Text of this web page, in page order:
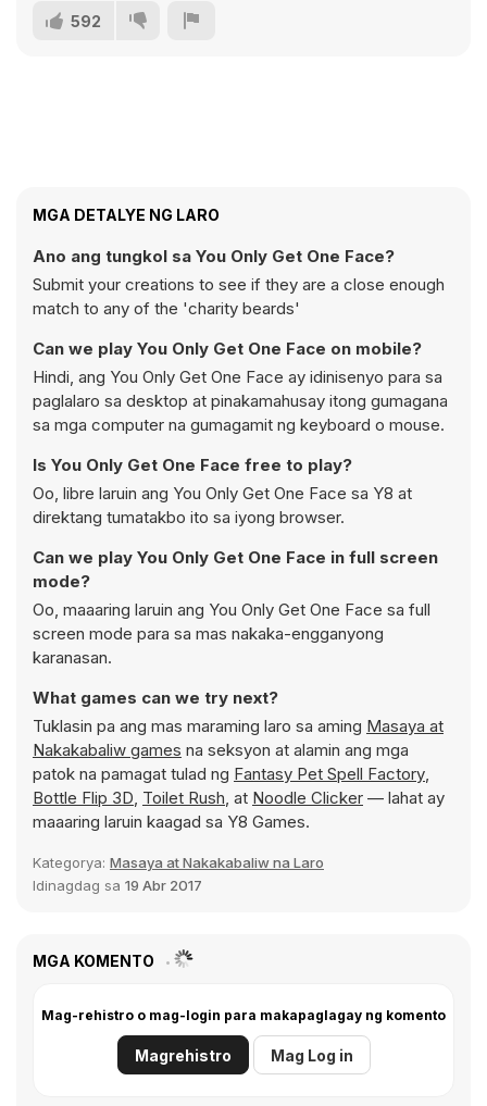
592
MGA DETALYE NG LARO
Ano ang tungkol sa You Only Get One Face?
Submit your creations to see if they are a close enough
match to any of the 'charity beards'
Can we play You Only Get One Face on mobile?
Hindi, ang You Only Get One Face ay idinisenyo para sa
paglalaro sa desktop at pinakamahusay itong gumagana
sa mga computer na gumagamit ng keyboard o mouse.
Is You Only Get One Face free to play?
Oo, libre laruin ang You Only Get One Face sa Y8 at
direktang tumatakbo ito sa iyong browser.
Can we play You Only Get One Face in full screen
mode?
Oo, maaaring laruin ang You Only Get One Face sa full
screen mode para sa mas nakaka-engganyong
karanasan.
What games can we try next?
Tuklasin pa ang mas maraming laro sa aming Masaya at
Nakakabaliw games na seksyon at alamin ang mga
patok na pamagat tulad ng Fantasy Pet Spell Factory,
Bottle Flip 3D, Toilet Rush, at Noodle Clicker — lahat ay
maaaring laruin kaagad sa Y8 Games.
Kategorya: Masaya at Nakakabaliw na Laro
Idinagdag sa 19 Abr 2017
MGA KOMENTO
Mag-rehistro o mag-login para makapaglagay ng komento
Magrehistro Mag Log in